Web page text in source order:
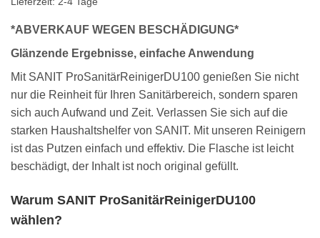
*ABVERKAUF WEGEN BESCHÄDIGUNG*
Glänzende Ergebnisse, einfache Anwendung
Mit SANIT ProSanitärReinigerDU100 genießen Sie nicht
nur die Reinheit für Ihren Sanitärbereich, sondern sparen
sich auch Aufwand und Zeit. Verlassen Sie sich auf die
starken Haushaltshelfer von SANIT. Mit unseren Reinigern
ist das Putzen einfach und effektiv. Die Flasche ist leicht
beschädigt, der Inhalt ist noch original gefüllt.
Warum SANIT ProSanitärReinigerDU100
wählen?